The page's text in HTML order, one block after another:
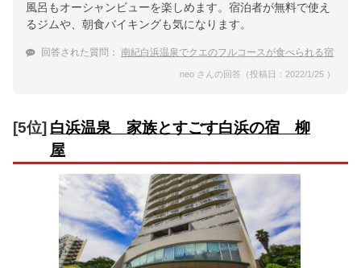
風呂もオーシャンビューを楽しめます。宿泊者が無料で使え
るジムや、朝食バイキングも気になります。
回答された質問： 南紀白浜温泉でクエのフルコースが食べられる宿
neo さんの回答（投稿日：2022/1/25 ）
[5位] 白浜温泉 家族とすごす白浜の宿 柳
屋